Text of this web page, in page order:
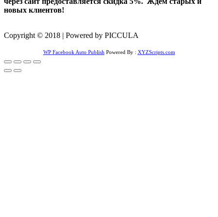
новых клиентов!
Copyright © 2018 | Powered by PICCULA
WP Facebook Auto Publish Powered By : XYZScripts.com